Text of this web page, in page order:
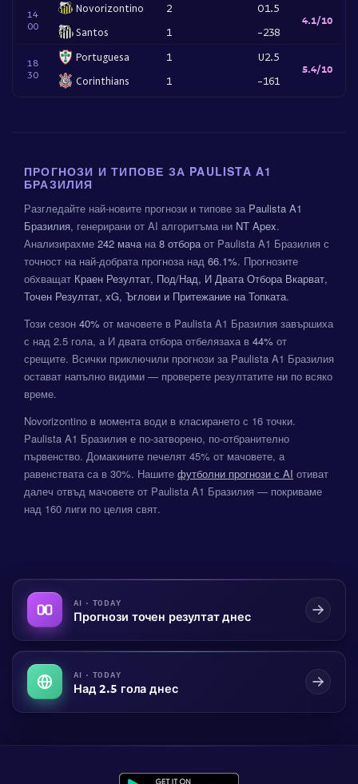
14
00
Novorizontino
Santos
2
1
O1.5
-238
4.1/10
18
30
Portuguesa
Corinthians
1
1
U2.5
-161
5.4/10
ПРОГНОЗИ И ТИПОВЕ ЗА PAULISTA A1
БРАЗИЛИЯ
Разгледайте най-новите прогнози и типове за Paulista A1
Бразилия, генерирани от AI алгоритъма ни NT Apex.
Анализирахме 242 мачана 8 отбораот Paulista A1 Бразилия с
точност на най-добрата прогноза над 66.1%. Прогнозите
обхващат Краен Резултат, Под/Над, И Двата Отбора Вкарват,
Точен Резултат, xG, Ъглови и Притежание на Топката.
Този сезон 40% от мачовете в Paulista A1 Бразилия завършиха
с над 2.5 гола, а И двата отбора отбелязаха в 44% от
срещите. Всички приключили прогнози за Paulista A1 Бразилия
остават напълно видими — проверете резултатите ни по всяко
време.
Novorizontino в момента води в класирането с 16 точки.
Paulista A1 Бразилия е по-затворено, по-отбранително
първенство. Домакините печелят 45% от мачовете, а
равенствата са в 30%. Нашите футболни прогнози с AI отиват
далеч отвъд мачовете от Paulista A1 Бразилия — покриваме
над 160 лиги по целия свят.
AI · TODAY
Прогнози точен резултат днес
AI · TODAY
Над 2.5 гола днес